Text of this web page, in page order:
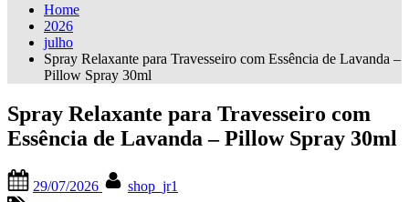
Home
2026
julho
Spray Relaxante para Travesseiro com Essência de Lavanda –
Pillow Spray 30ml
Spray Relaxante para Travesseiro com
Essência de Lavanda – Pillow Spray 30ml
on
29/07/2026
shop_jr1